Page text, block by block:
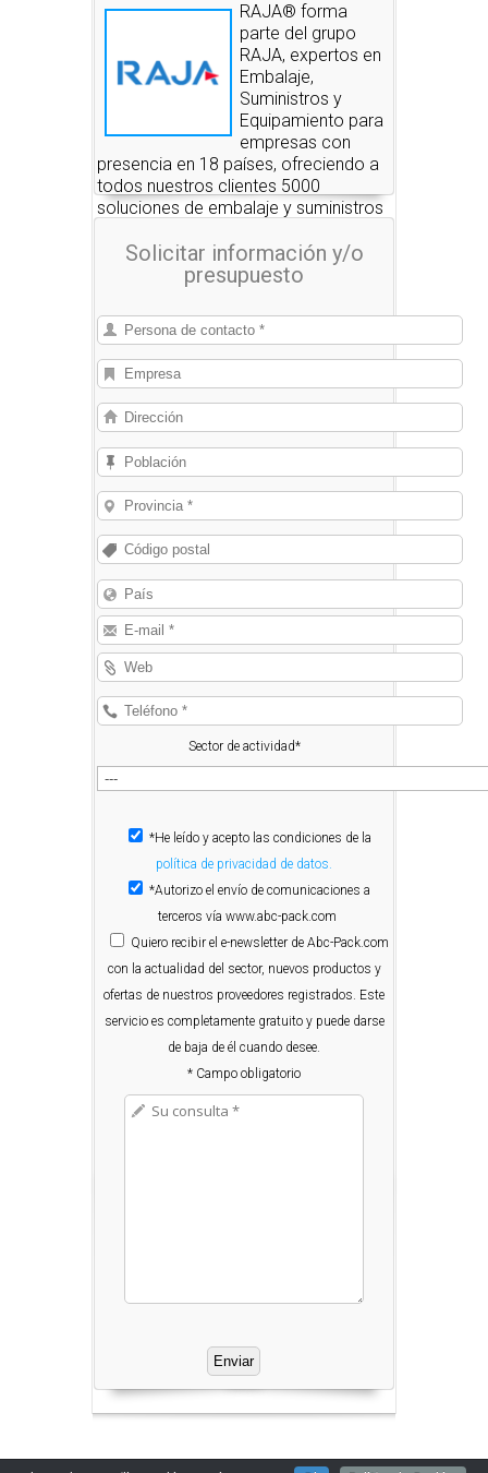
RAJA® forma
parte del grupo
RAJA, expertos en
Embalaje,
Suministros y
Equipamiento para
empresas con
presencia en 18 países, ofreciendo a
todos nuestros clientes 5000
soluciones de embalaje y suministros
excelente calidad de servicio
adaptada a cada sector de actividad.
Solicitar información y/o
presupuesto
Sector de actividad*
*He leído y acepto las condiciones de la
política de privacidad de datos.
*Autorizo el envío de comunicaciones a
terceros vía www.abc-pack.com
Quiero recibir el e-newsletter de Abc-Pack.com
con la actualidad del sector, nuevos productos y
ofertas de nuestros proveedores registrados. Este
servicio es completamente gratuito y puede darse
de baja de él cuando desee.
* Campo obligatorio